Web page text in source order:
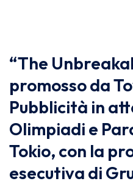
“The
promosso da
Pubblicità in
Olimpiadi e
Tokio, con la
esecutiva di